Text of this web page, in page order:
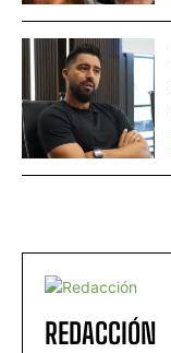
REDACCIÓN